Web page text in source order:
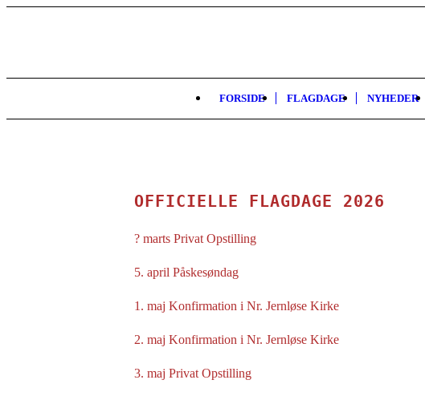
FORSIDE FLAGDAGE NYHEDER
OFFICIELLE FLAGDAGE 2026
? marts Privat Opstilling
5. april Påskesøndag
1. maj Konfirmation i Nr. Jernløse Kirke
2. maj Konfirmation i Nr. Jernløse Kirke
3. maj Privat Opstilling